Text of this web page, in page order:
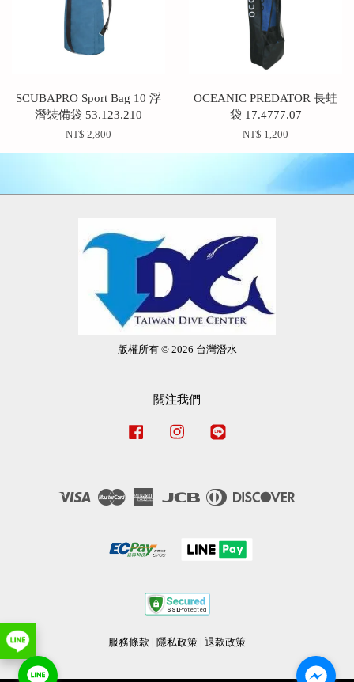
SCUBAPRO Sport Bag 10 浮
潛裝備袋 53.123.210
NT$ 2,800
OCEANIC PREDATOR 長蛙
袋 17.4777.07
NT$ 1,200
版權所有 © 2026 台灣潛水
關注我們
Facebook Instagram
Visa Master
American
JCB
Diners
服務條款 隱私政策 退款政策